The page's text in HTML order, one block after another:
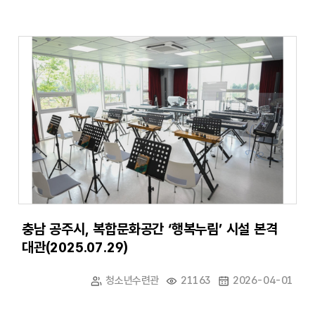
충남 공주시, 복합문화공간 ‘행복누림’ 시설 본격
대관(2025.07.29)
청소년수련관 21163 2026-04-01